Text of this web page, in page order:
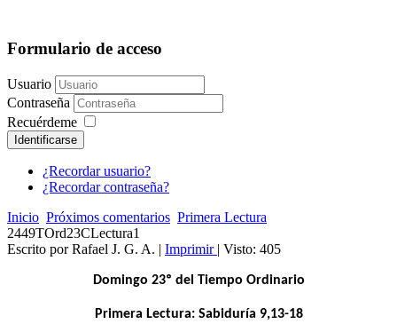
Formulario de acceso
Usuario
Contraseña
Recuérdeme
Identificarse
¿Recordar usuario?
¿Recordar contraseña?
Inicio Próximos comentarios Primera Lectura
2449TOrd23CLectura1
Escrito por Rafael J. G. A. | Imprimir | Visto: 405
Domingo 23º del Tiempo Ordinario
Primera Lectura: Sabiduría 9,13-18